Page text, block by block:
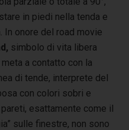
in piedi nella tenda e
In onore del road movie
simbolo di vita libera
a contatto con la
di tende, interprete del
con colori sobri e
esattamente come il
sulle finestre, non sono